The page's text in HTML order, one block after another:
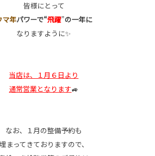
皆様にとって
マ年パワーで“飛躍”の一年に
なりますように✨
当店は、１月６日より
通常営業となります🚙
なお、１月の整備予約も
埋まってきておりますので、